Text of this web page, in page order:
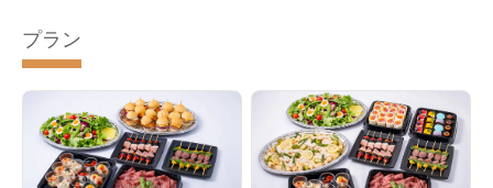
プラン
ライトプラン 30名セット
ライトプラン 50名セット
ライトプラン 100名セット
スタンダードプラン 30名セット
スタンダードプラン 50名セット
スタンダードプラン 100名セット
プレミアムプラン 30名セット
プレミアムプラン 50名セット
プレミアムプラン 100名セット
ボリュームオードブル30名セット
ボリュームオードブル50名セット
ボリュームオードブル100名セット
大人の夏祭りプラン20-30名セット（1名あたり3,000円目安）
夏祭りプラン20-30名セット（1名あたり2,000円目安）
夏祭りプラン10-15名向け（デザートなし）（1名あたり1,700円
フィンガーフードプラン（ライト）（1名あたり1,600円目安）
アフタヌーンティープラン（ひな壇なし）